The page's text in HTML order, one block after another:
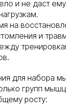
и не даст
на
и
для набора
групп
росту: